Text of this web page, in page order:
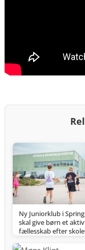
Ny Juniorklub i
skal give børn et
fællesskab efter